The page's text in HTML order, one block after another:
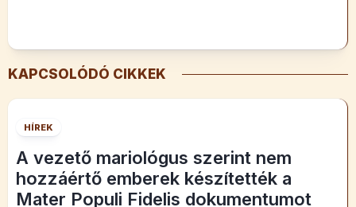
KAPCSOLÓDÓ CIKKEK
HÍREK
A vezető mariológus szerint nem
hozzáértő emberek készítették a
Mater Populi Fidelis dokumentumot